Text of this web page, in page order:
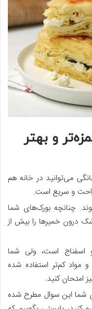
و بهتر
می‌توانید در خانه هم
راحت و سریع است.
چنانچه بورک‌های شما
درون خمیرها را بیش از
اسفناج است، ولی شما
مواد کم‌تر استفاده شده
امتحان کنید.
شما این سوال مطرح شده